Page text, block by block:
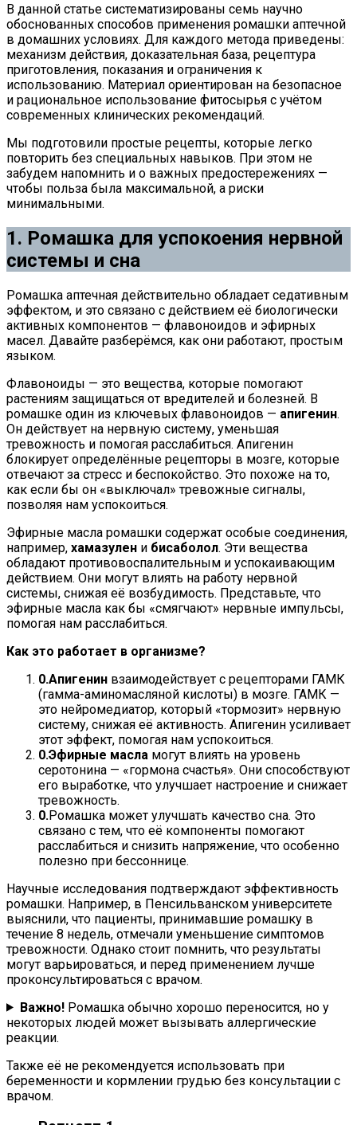
В данной статье систематизированы семь научно
обоснованных способов применения ромашки аптечной
в домашних условиях. Для каждого метода приведены:
механизм действия, доказательная база, рецептура
приготовления, показания и ограничения к
использованию. Материал ориентирован на безопасное
и рациональное использование фитосырья с учётом
современных клинических рекомендаций.
Мы подготовили простые рецепты, которые легко
повторить без специальных навыков. При этом не
забудем напомнить и о важных предостережениях —
чтобы польза была максимальной, а риски
минимальными.
1. Ромашка для успокоения нервной
системы и сна
Ромашка аптечная действительно обладает седативным
эффектом, и это связано с действием её биологически
активных компонентов — флавоноидов и эфирных
масел. Давайте разберёмся, как они работают, простым
языком.
Флавоноиды — это вещества, которые помогают
растениям защищаться от вредителей и болезней. В
ромашке один из ключевых флавоноидов — апигенин.
Он действует на нервную систему, уменьшая
тревожность и помогая расслабиться. Апигенин
блокирует определённые рецепторы в мозге, которые
отвечают за стресс и беспокойство. Это похоже на то,
как если бы он «выключал» тревожные сигналы,
позволяя нам успокоиться.
Эфирные масла ромашки содержат особые соединения,
например, хамазулен и бисаболол. Эти вещества
обладают противовоспалительным и успокаивающим
действием. Они могут влиять на работу нервной
системы, снижая её возбудимость. Представьте, что
эфирные масла как бы «смягчают» нервные импульсы,
помогая нам расслабиться.
Как это работает в организме?
Апигенин взаимодействует с рецепторами ГАМК
(гамма-аминомасляной кислоты) в мозге. ГАМК —
это нейромедиатор, который «тормозит» нервную
систему, снижая её активность. Апигенин усиливает
этот эффект, помогая нам успокоиться.
Эфирные масла могут влиять на уровень
серотонина — «гормона счастья». Они способствуют
его выработке, что улучшает настроение и снижает
тревожность.
Ромашка может улучшать качество сна. Это
связано с тем, что её компоненты помогают
расслабиться и снизить напряжение, что особенно
полезно при бессоннице.
Научные исследования подтверждают эффективность
ромашки. Например, в Пенсильванском университете
выяснили, что пациенты, принимавшие ромашку в
течение 8 недель, отмечали уменьшение симптомов
тревожности. Однако стоит помнить, что результаты
могут варьироваться, и перед применением лучше
проконсультироваться с врачом.
Важно!Ромашка обычно хорошо переносится, но у
некоторых людей может вызывать аллергические
реакции.
Также её не рекомендуется использовать при
беременности и кормлении грудью без консультации с
врачом.